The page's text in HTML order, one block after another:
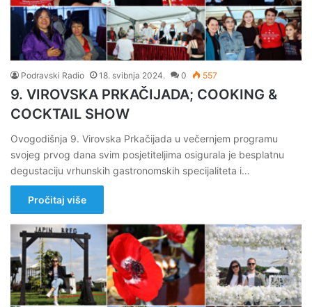
Podravski Radio 18. svibnja 2024. 0 557
9. VIROVSKA PRKAČIJADA; COOKING &
COCKTAIL SHOW
Ovogodišnja 9. Virovska Prkačijada u večernjem programu
svojeg prvog dana svim posjetiteljima osigurala je besplatnu
degustaciju vrhunskih gastronomskih specijaliteta i…
Pročitaj više